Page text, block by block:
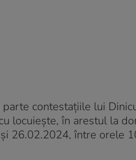
contestaţiile lui
locuieşte, în arestul la
26.02.2024, între orele